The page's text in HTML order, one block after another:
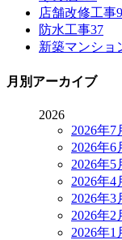
店舗改修工事9
防水工事37
新築マンショ
月別アーカイブ
2026
2026年7
2026年6
2026年5
2026年4
2026年3
2026年2
2026年1